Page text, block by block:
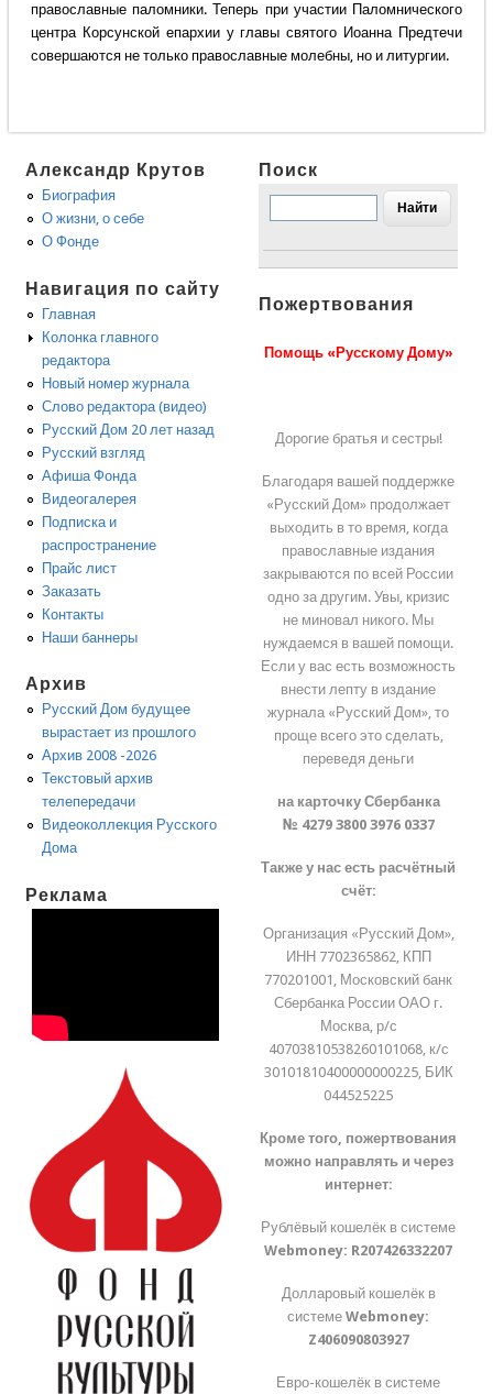
православные паломники. Теперь при участии Паломнического
центра Корсунской епархии у главы святого Иоанна Предтечи
совершаются не только православные молебны, но и литургии.
Александр Крутов
Биография
О жизни, о себе
О Фонде
Навигация по сайту
Главная
Колонка главного
редактора
Новый номер журнала
Слово редактора (видео)
Русский Дом 20 лет назад
Русский взгляд
Афиша Фонда
Видеогалерея
Подписка и
распространение
Прайс лист
Заказать
Контакты
Наши баннеры
Архив
Русский Дом будущее
вырастает из прошлого
Архив 2008 -2026
Текстовый архив
телепередачи
Видеоколлекция Русского
Дома
Реклама
Поиск
Пожертвования
Помощь «Русскому Дому»
Дорогие братья и сестры!
Благодаря вашей поддержке
«Русский Дом» продолжает
выходить в то время, когда
православные издания
закрываются по всей России
одно за другим. Увы, кризис
не миновал никого. Мы
нуждаемся в вашей помощи.
Если у вас есть возможность
внести лепту в издание
журнала «Русский Дом», то
проще всего это сделать,
переведя деньги
на карточку Сбербанка
№ 4279 3800 3976 0337
Также у нас есть расчётный
счёт:
Организация «Русский Дом»,
ИНН 7702365862, КПП
770201001, Московский банк
Сбербанка России ОАО г.
Москва, р/с
40703810538260101068, к/с
30101810400000000225, БИК
044525225
Кроме того, пожертвования
можно направлять и через
интернет:
Рублёвый кошелёк в системе
Webmoney: R207426332207
Долларовый кошелёк в
системеWebmoney:
Z406090803927
Евро-кошелёк в системе